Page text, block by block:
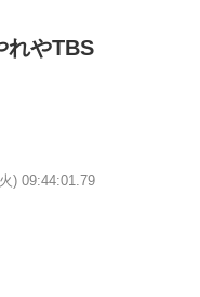
れやTBS
) 09:44:01.79